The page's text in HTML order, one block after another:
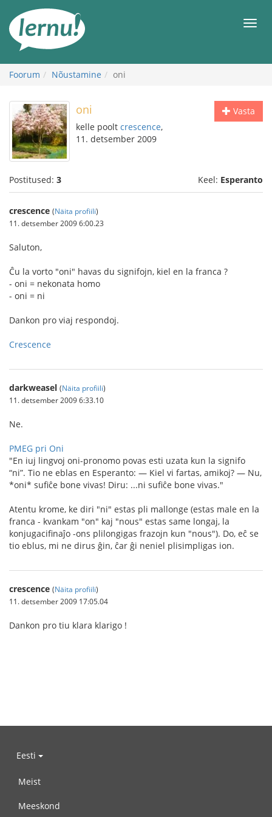
juurde
Foorum Nõustamine oni
Vasta
oni
kelle poolt crescence,
11. detsember 2009
Postitused: 3 Keel: Esperanto
crescence (Näita profiili)
11. detsember 2009 6:00.23
Saluton,
Ĉu la vorto "oni" havas du signifojn, kiel en la franca ?
- oni = nekonata homo
- oni = ni
Dankon pro viaj respondoj.
Crescence
darkweasel (Näita profiili)
11. detsember 2009 6:33.10
Ne.
PMEG pri Oni
"En iuj lingvoj oni-pronomo povas esti uzata kun la signifo
“ni”. Tio ne eblas en Esperanto: — Kiel vi fartas, amikoj? — Nu,
*oni* sufiĉe bone vivas! Diru: ...ni sufiĉe bone vivas."
Atentu krome, ke diri "ni" estas pli mallonge (estas male en la
franca - kvankam "on" kaj "nous" estas same longaj, la
konjugacifinaĵo -ons plilongigas frazojn kun "nous"). Do, eĉ se
tio eblus, mi ne dirus ĝin, ĉar ĝi neniel plisimpligas ion.
crescence (Näita profiili)
11. detsember 2009 17:05.04
Dankon pro tiu klara klarigo !
Eesti
Meist
Meeskond